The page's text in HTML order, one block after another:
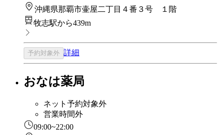
沖縄県那覇市壷屋二丁目４番３号 １階
牧志駅から439m
予約対象外 詳細
おなは薬局
ネット予約対象外
営業時間外
09:00~22:00